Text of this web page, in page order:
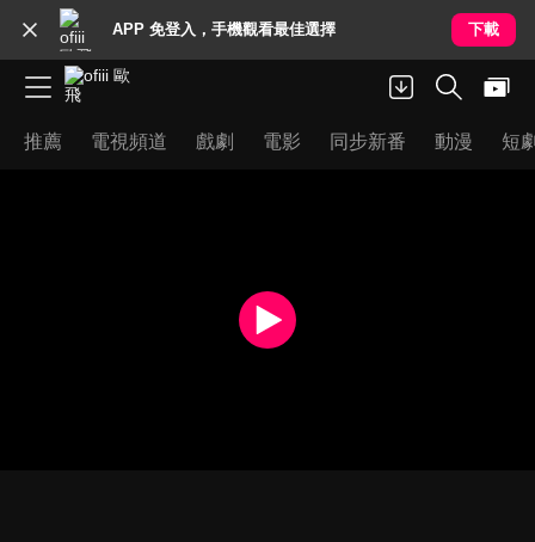
APP 免登入，手機觀看最佳選擇 下載
推薦 電視頻道 戲劇 電影 同步新番 動漫 短